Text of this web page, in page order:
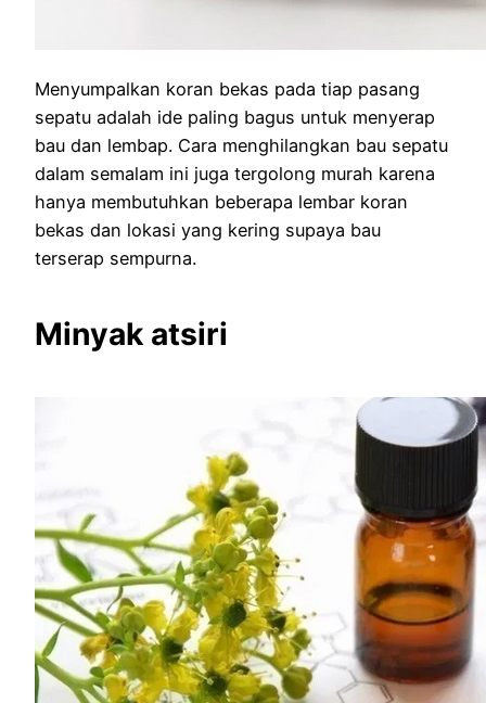
Menyumpalkan koran bekas pada tiap pasang
sepatu adalah ide paling bagus untuk menyerap
bau dan lembap. Cara menghilangkan bau sepatu
dalam semalam ini juga tergolong murah karena
hanya membutuhkan beberapa lembar koran
bekas dan lokasi yang kering supaya bau
terserap sempurna.
Minyak atsiri